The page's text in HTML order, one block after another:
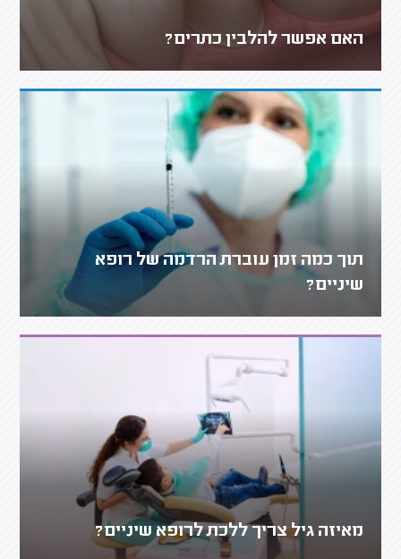
האם אפשר להלבין כתרים?
תוך כמה זמן עוברת הרדמה של רופא
שיניים?
מאיזה גיל צריך ללכת לרופא שיניים?